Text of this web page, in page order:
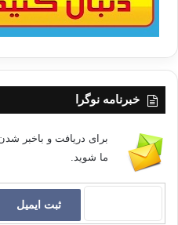
خبرنامه نوگرا
برای دریافت و باخبر
ما شوید.